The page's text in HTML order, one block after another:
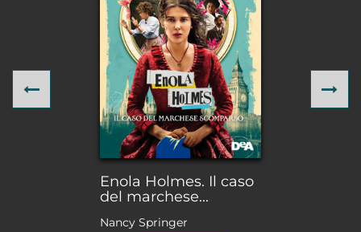
Enola Holmes. Il caso
del marchese...
Nancy Springer
Previous